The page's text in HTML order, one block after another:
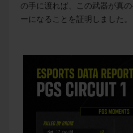
の手に渡れば、この武器が真
ーになることを証明しました。